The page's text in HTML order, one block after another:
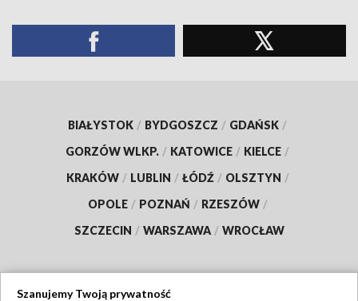
BIAŁYSTOK / BYDGOSZCZ / GDAŃSK /
GORZÓW WLKP. / KATOWICE / KIELCE /
KRAKÓW / LUBLIN / ŁÓDŹ / OLSZTYN /
OPOLE / POZNAŃ / RZESZÓW /
SZCZECIN / WARSZAWA / WROCŁAW
Szanujemy Twoją prywatność